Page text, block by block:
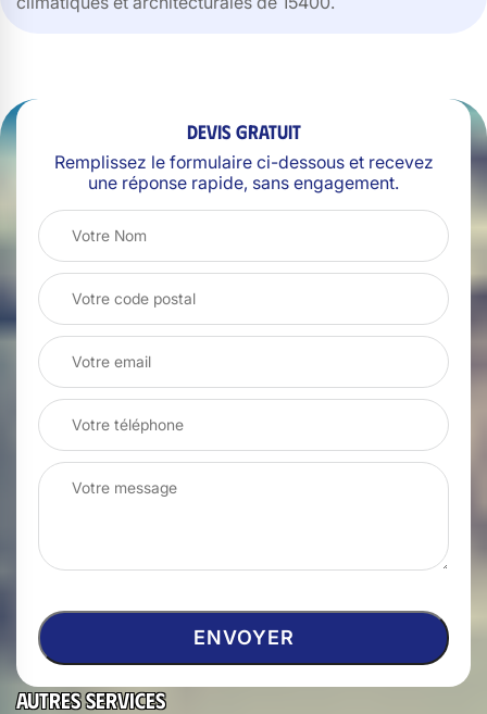
Devis gratuit
Remplissez le formulaire ci-dessous et recevez
une réponse rapide, sans engagement.
Autres services